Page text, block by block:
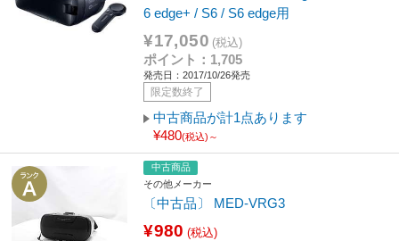
6 edge+ / S6 / S6 edge用
¥17,050 (税込)
ポイント：1,705
発売日：2017/10/26発売
限定数終了
中古商品が計1点あります
¥480(税込)～
中古商品
その他メーカー
〔中古品〕 MED-VRG3
¥980 (税込)